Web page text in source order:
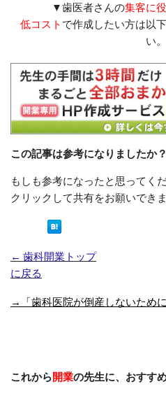
▼歯医者さんの集客に
低コスト で作成したい方は以
い。
この記事は参考になりましたか？
もしも参考になったと思ってく
クリックして共有をお願いで
← 歯科開業トップ
に戻る
→「歯科医院が倒産しないため
これから開業の先生に、おすす